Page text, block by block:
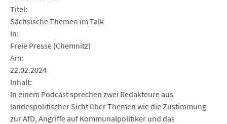
Titel
Sächsische Themen im Talk
In
Freie Presse (Chemnitz)
Am
22.02.2024
Inhalt
In einem Podcast sprechen zwei Redakteure aus
landespolitischer Sicht über Themen wie die Zustimmung
zur AfD, Angriffe auf Kommunalpolitiker und das